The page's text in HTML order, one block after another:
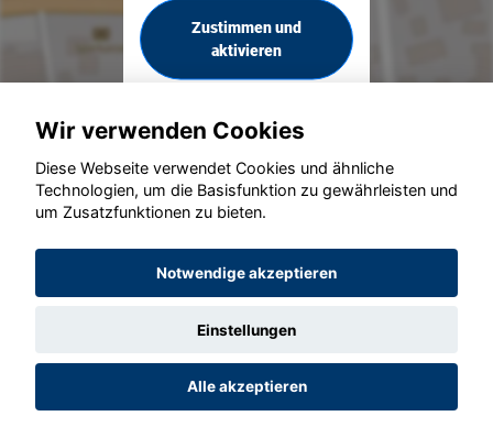
Zustimmen und
aktivieren
© konjunkturmotor.de GmbH 2020 - 2026
Wir verwenden Cookies
Diese Webseite verwendet Cookies und ähnliche
Technologien, um die Basisfunktion zu gewährleisten und
um Zusatzfunktionen zu bieten.
Notwendige akzeptieren
Einstellungen
Alle akzeptieren